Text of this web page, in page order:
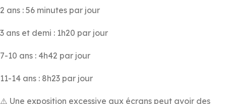
2 ans : 56 minutes par jour
3 ans et demi : 1h20 par jour
7-10 ans : 4h42 par jour
11-14 ans : 8h23 par jour
⚠️ Une exposition excessive aux écrans peut avoir des